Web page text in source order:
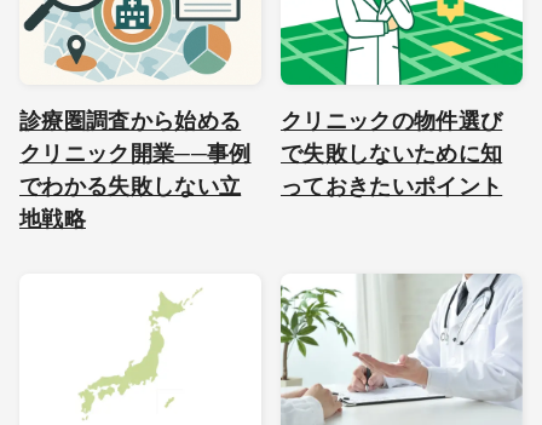
診療圏調査から始める
クリニック開業──事例
でわかる失敗しない立
地戦略
クリニックの物件選び
で失敗しないために知
っておきたいポイント